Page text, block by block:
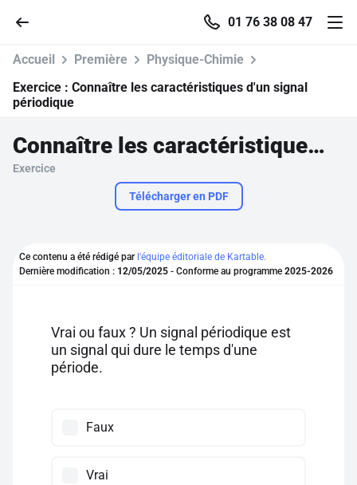
01 76 38 08 47
Parcourir
Se connecter
Pour profiter de 10 contenus offerts.
Accueil Première
Physique-Chimie
Exercice : Connaître les caractéristiques d'un signal
périodique
Connaître les caractéristiques d'un signal périodique
Exercice
Télécharger en PDF
Ce contenu a été rédigé par l'équipe éditoriale de Kartable.
Dernière modification : 12/05/2025 - Conforme au programme 2025-2026
Vrai ou faux ? Un signal périodique est
un signal qui dure le temps d'une
période.
Faux
Vrai